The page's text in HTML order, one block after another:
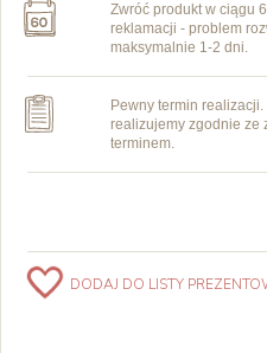
Zwróć produkt w ciągu
reklamacji - problem
maksymalnie 1-2 dni.
Pewny termin
realizujemy zgodnie ze
terminem.
DODAJ DO LISTY